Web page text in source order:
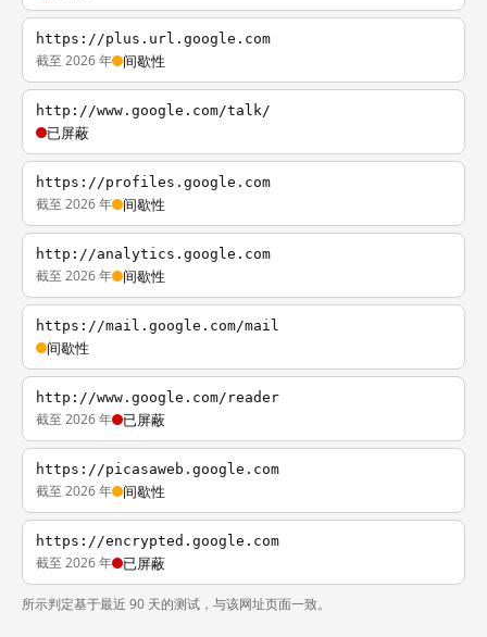
https://plus.url.google.com
截至 2026 年 间歇性
http://www.google.com/talk/
已屏蔽
https://profiles.google.com
截至 2026 年 间歇性
http://analytics.google.com
截至 2026 年 间歇性
https://mail.google.com/mail
间歇性
http://www.google.com/reader
截至 2026 年 已屏蔽
https://picasaweb.google.com
截至 2026 年 间歇性
https://encrypted.google.com
截至 2026 年 已屏蔽
所示判定基于最近 90 天的测试，与该网址页面一致。